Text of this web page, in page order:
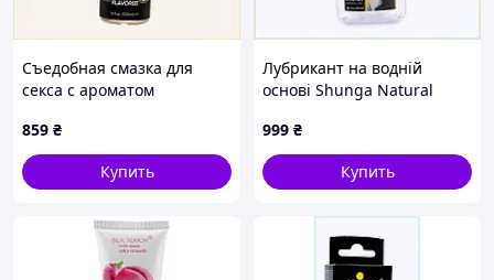
Съедобная смазка для
секса с ароматом
Систем Джо 120мл,
27B288XE40
859 ₴
Купить
Лубрикант на водній
основі Shunga Natural
11X1765T2
999 ₴
Купить